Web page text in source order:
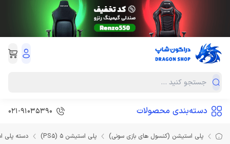
دسته‌بندی محصولات 021-91035390
پلی استیشن (کنسول های بازی سونی) پلی استیشن 5 (PS5) دسته پلی